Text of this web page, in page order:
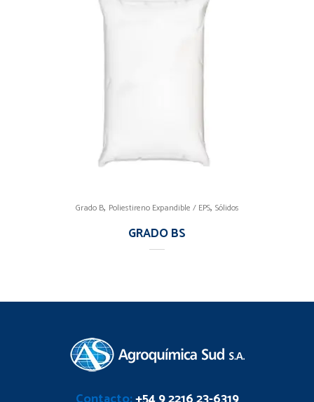
Grado B, Poliestireno Expandible / EPS, Sólidos
GRADO BS